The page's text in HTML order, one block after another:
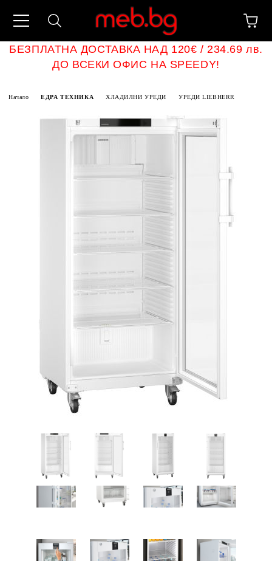
БЕЗПЛАТНА ДОСТАВКА НАД 120€ / 234.69 лв.
ДО ВСЕКИ ОФИС НА SPEEDY!
Начало ЕДРА ТЕХНИКА ХЛАДИЛНИ УРЕДИ УРЕДИ LIEBHERR